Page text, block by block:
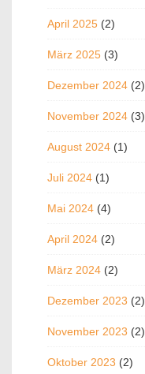
April 2025 (2)
März 2025 (3)
Dezember 2024 (2)
November 2024 (3)
August 2024 (1)
Juli 2024 (1)
Mai 2024 (4)
April 2024 (2)
März 2024 (2)
Dezember 2023 (2)
November 2023 (2)
Oktober 2023 (2)